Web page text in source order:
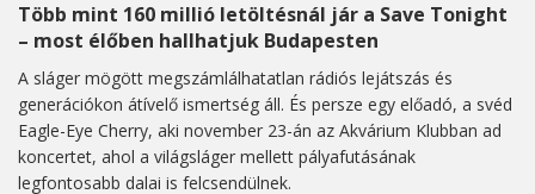
Több mint 160 millió letöltésnál jár a Save Tonight
– most élőben hallhatjuk Budapesten
A sláger mögött megszámlálhatatlan rádiós lejátszás és
generációkon átívelő ismertség áll. És persze egy előadó, a svéd
Eagle-Eye Cherry, aki november 23-án az Akvárium Klubban ad
koncertet, ahol a világsláger mellett pályafutásának
legfontosabb dalai is felcsendülnek.